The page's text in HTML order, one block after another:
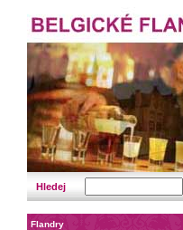
Hledej
Flandry